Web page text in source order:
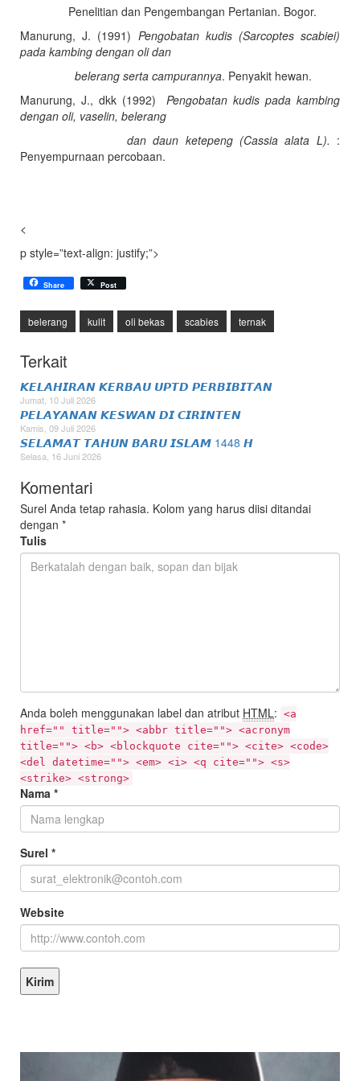
Penelitian dan Pengembangan Pertanian. Bogor.
Manurung, J. (1991) Pengobatan kudis (Sarcoptes scabiei)
pada kambing dengan oli dan
belerang serta campurannya. Penyakit hewan.
Manurung, J., dkk (1992)
Pengobatan kudis pada kambing
dengan oli, vaselin, belerang
dan daun ketepeng (Cassia alata L). :
Penyempurnaan percobaan.
<
p style=”text-align: justify;”>
Share Post
belerang kulit oli bekas scabies ternak
Terkait
𝙆𝙀𝙇𝘼𝙃𝙄𝙍𝘼𝙉 𝙆𝙀𝙍𝘽𝘼𝙐 𝙐𝙋𝙏𝘿 𝙋𝙀𝙍𝘽𝙄𝘽𝙄𝙏𝘼𝙉
Jumat, 10 Juli 2026
𝙋𝙀𝙇𝘼𝙔𝘼𝙉𝘼𝙉 𝙆𝙀𝙎𝙒𝘼𝙉 𝘿𝙄 𝘾𝙄𝙍𝙄𝙉𝙏𝙀𝙉
Kamis, 09 Juli 2026
𝙎𝙀𝙇𝘼𝙈𝘼𝙏 𝙏𝘼𝙃𝙐𝙉 𝘽𝘼𝙍𝙐 𝙄𝙎𝙇𝘼𝙈 1448 𝙃
Selasa, 16 Juni 2026
Komentari
Surel Anda tetap rahasia. Kolom yang harus diisi ditandai
dengan *
Tulis
Anda boleh menggunakan label dan atribut HTML: <a
href="" title=""> <abbr title=""> <acronym
title=""> <b> <blockquote cite=""> <cite> <code>
<del datetime=""> <em> <i> <q cite=""> <s>
<strike> <strong>
Nama *
Surel *
Website